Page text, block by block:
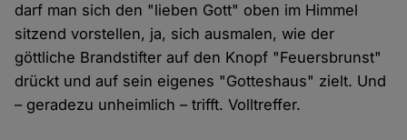
darf man sich den "lieben Gott" oben im Himmel
sitzend vorstellen, ja, sich ausmalen, wie der
göttliche Brandstifter auf den Knopf "Feuersbrunst"
drückt und auf sein eigenes "Gotteshaus" zielt. Und
– geradezu unheimlich – trifft. Volltreffer.